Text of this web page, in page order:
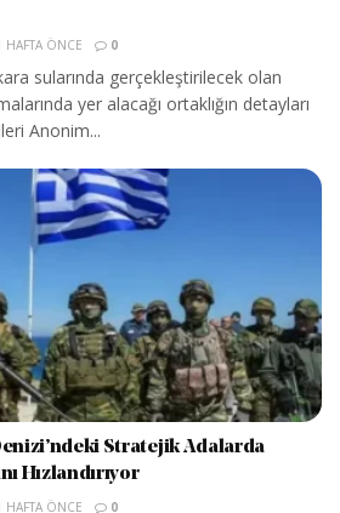
HAFTA ÖNCE 0
sularında gerçekleştirilecek olan
yer alacağı ortaklığın detayları
Anonim...
Stratejik Adalarda
Hızlandırıyor
HAFTA ÖNCE 0